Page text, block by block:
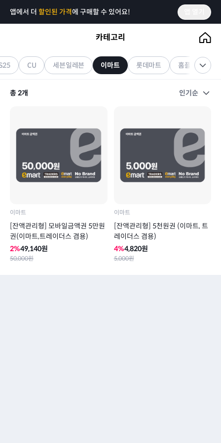
앱에서 더 할인된 가격에 구매할 수 있어요!
카테고리
이마트기프티콘
CU 세븐일레븐 이마트 롯데마트 홈플러스
총2개 인기순
이마트
[잔액관리형] 모바일금액권 5만원
권(이마트,트레이더스 겸용)
2%49,140원
50,000원
이마트
[잔액관리형] 5천원권 (이마트, 트
레이더스 겸용)
4%4,820원
5,000원